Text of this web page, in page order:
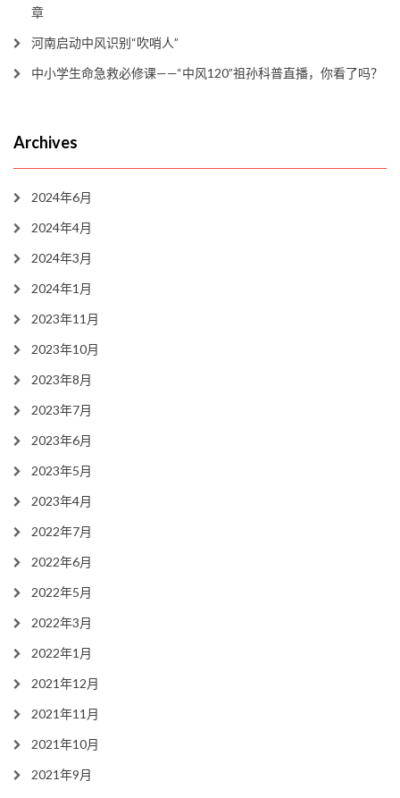
章
河南启动中风识别“吹哨人”
中小学生命急救必修课——“中风120”祖孙科普直播，你看了吗？
Archives
2024年6月
2024年4月
2024年3月
2024年1月
2023年11月
2023年10月
2023年8月
2023年7月
2023年6月
2023年5月
2023年4月
2022年7月
2022年6月
2022年5月
2022年3月
2022年1月
2021年12月
2021年11月
2021年10月
2021年9月